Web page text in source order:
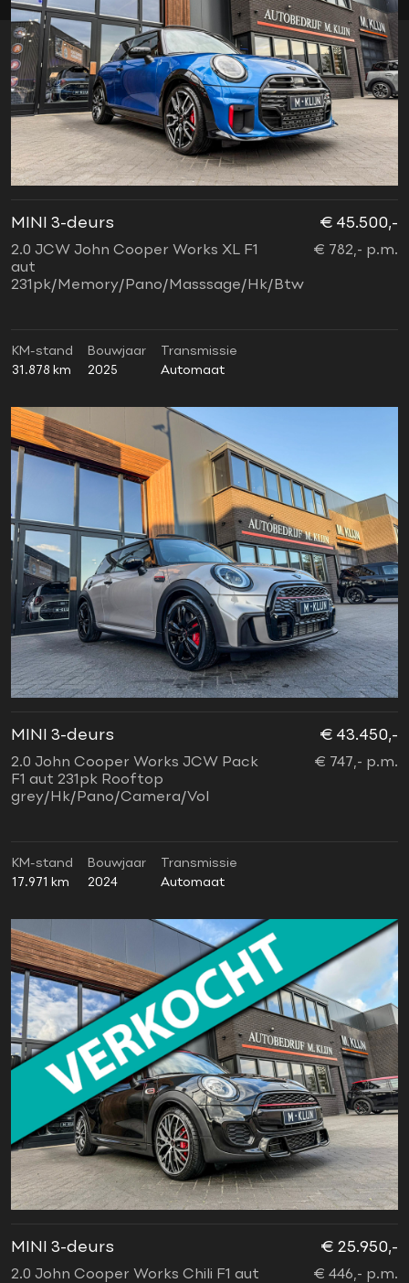
MINI 3-deurs
2.0 JCW John Cooper Works XL F1
aut
231pk/Memory/Pano/Masssage/Hk/Btw
€ 45.500,-
€ 782,- p.m.
KM-stand
31.878 km
Bouwjaar
2025
Transmissie
Automaat
MINI 3-deurs
2.0 John Cooper Works JCW Pack
F1 aut 231pk Rooftop
grey/Hk/Pano/Camera/Vol
€ 43.450,-
€ 747,- p.m.
KM-stand
17.971 km
Bouwjaar
2024
Transmissie
Automaat
MINI 3-deurs
2.0 John Cooper Works Chili F1 aut
€ 25.950,-
€ 446,- p.m.